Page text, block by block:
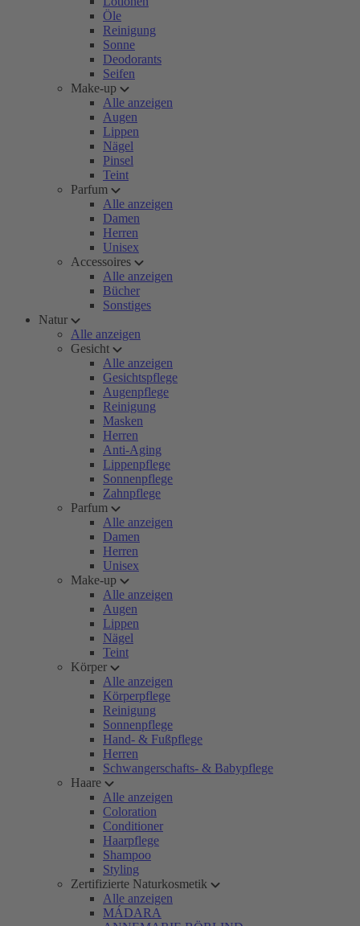
Öle
Reinigung
Sonne
Deodorants
Seifen
Make-up
Alle anzeigen
Augen
Lippen
Nägel
Pinsel
Teint
Parfum
Alle anzeigen
Damen
Herren
Unisex
Accessoires
Alle anzeigen
Bücher
Sonstiges
Natur
Alle anzeigen
Gesicht
Alle anzeigen
Gesichtspflege
Augenpflege
Reinigung
Masken
Herren
Anti-Aging
Lippenpflege
Sonnenpflege
Zahnpflege
Parfum
Alle anzeigen
Damen
Herren
Unisex
Make-up
Alle anzeigen
Augen
Lippen
Nägel
Teint
Körper
Alle anzeigen
Körperpflege
Reinigung
Sonnenpflege
Hand- & Fußpflege
Herren
Schwangerschafts- & Babypflege
Haare
Alle anzeigen
Coloration
Conditioner
Haarpflege
Shampoo
Styling
Zertifizierte Naturkosmetik
Alle anzeigen
MÁDARA